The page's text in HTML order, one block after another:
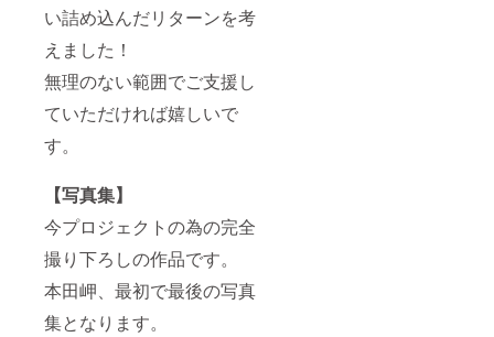
い詰め込んだリターンを考
えました！
無理のない範囲でご支援し
ていただければ嬉しいで
す。
【写真集】
今プロジェクトの為の完全
撮り下ろしの作品です。
本田岬、最初で最後の写真
集となります。